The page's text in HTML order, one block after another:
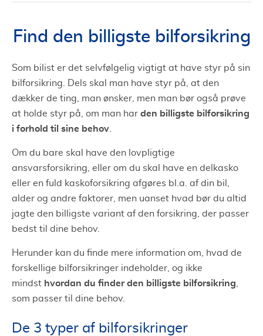
Find den billigste bilforsikring
Som bilist er det selvfølgelig vigtigt at have styr på sin
bilforsikring. Dels skal man have styr på, at den
dækker de ting, man ønsker, men man bør også prøve
at holde styr på, om man har den billigste bilforsikring
i forhold til sine behov
Om du bare skal have den lovpligtige
ansvarsforsikring, eller om du skal have en delkasko
eller en fuld kaskoforsikring afgøres bl.a. af din bil,
alder og andre faktorer, men uanset hvad bør du altid
jagte den billigste variant af den forsikring, der passer
bedst til dine behov.
Herunder kan du finde mere information om, hvad de
forskellige bilforsikringer indeholder, og ikke
mindst hvordan du finder den billigste bilforsikring
som passer til dine behov.
De 3 typer af bilforsikringer